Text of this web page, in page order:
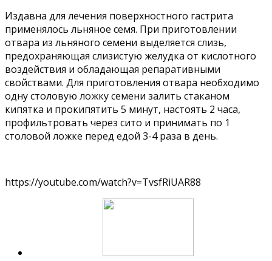
Издавна для лечения поверхностного гастрита
применялось льняное семя. При приготовлении
отвара из льняного семени выделяется слизь,
предохраняющая слизистую желудка от кислотного
воздействия и обладающая репаративными
свойствами. Для приготовления отвара необходимо
одну столовую ложку семени залить стаканом
кипятка и прокипятить 5 минут, настоять 2 часа,
профильтровать через сито и принимать по 1
столовой ложке перед едой 3-4 раза в день.
https://youtube.com/watch?v=TvsfRiUAR88